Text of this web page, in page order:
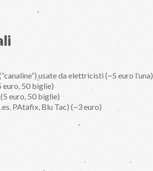
usate da elettricisti (~5 euro l’una)
euro, 50 biglie)
euro, 50 biglie)
PAtafix, Blu Tac) (~3 euro)